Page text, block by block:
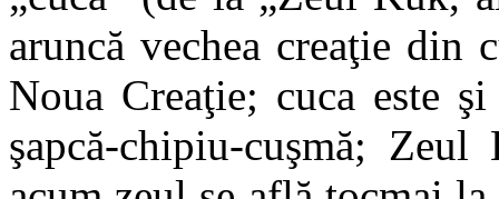
aruncă vechea creaţie
Noua Creaţie; cuca este
şapcă-chipiu-cuşmă;